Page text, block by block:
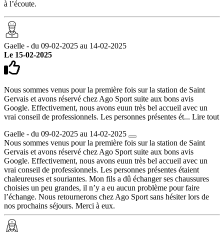
à l’écoute.
Gaelle - du 09-02-2025 au 14-02-2025
Le 15-02-2025
Nous sommes venus pour la première fois sur la station de Saint
Gervais et avons réservé chez Ago Sport suite aux bons avis
Google. Effectivement, nous avons euun très bel accueil avec un
vrai conseil de professionnels. Les personnes présentes ét... Lire tout
Gaelle - du 09-02-2025 au 14-02-2025
Nous sommes venus pour la première fois sur la station de Saint
Gervais et avons réservé chez Ago Sport suite aux bons avis
Google. Effectivement, nous avons euun très bel accueil avec un
vrai conseil de professionnels. Les personnes présentes étaient
chaleureuses et souriantes. Mon fils a dû échanger ses chaussures
choisies un peu grandes, il n’y a eu aucun problème pour faire
l’échange. Nous retournerons chez Ago Sport sans hésiter lors de
nos prochains séjours. Merci à eux.